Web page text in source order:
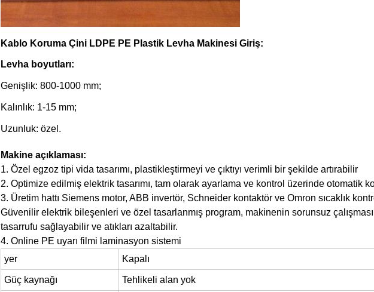
Kablo Koruma Çini LDPE PE Plastik Levha Makinesi Giriş:
Levha boyutları:
Genişlik: 800-1000 mm;
Kalınlık: 1-15 mm;
Uzunluk: özel.
Makine açıklaması:
1. Özel egzoz tipi vida tasarımı, plastikleştirmeyi ve çıktıyı verimli bir şekilde artırabilir
2. Optimize edilmiş elektrik tasarımı, tam olarak ayarlama ve kontrol üzerinde otomatik
3. Üretim hattı Siemens motor, ABB invertör, Schneider kontaktör ve Omron sıcaklık
Güvenilir elektrik bileşenleri ve özel tasarlanmış program, makinenin sorunsuz
tasarrufu sağlayabilir ve atıkları azaltabilir.
4. Online PE uyarı filmi laminasyon sistemi
yer
Kapalı
Güç kaynağı Tehlikeli alan yok